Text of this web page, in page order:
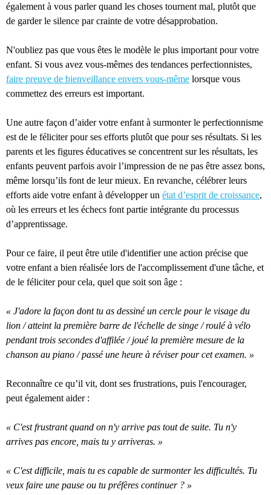
également à vous parler quand les choses tournent mal, plutôt que
de garder le silence par crainte de votre désapprobation.
N'oubliez pas que vous êtes le modèle le plus important pour votre
enfant. Si vous avez vous-mêmes des tendances perfectionnistes,
faire preuve de bienveillance envers vous-même lorsque vous
commettez des erreurs est important.
Une autre façon d’aider votre enfant à surmonter le perfectionnisme
est de le féliciter pour ses efforts plutôt que pour ses résultats. Si les
parents et les figures éducatives se concentrent sur les résultats, les
enfants peuvent parfois avoir l’impression de ne pas être assez bons,
même lorsqu’ils font de leur mieux. En revanche, célébrer leurs
efforts aide votre enfant à développer un état d’esprit de croissance,
où les erreurs et les échecs font partie intégrante du processus
d’apprentissage.
Pour ce faire, il peut être utile d'identifier une action précise que
votre enfant a bien réalisée lors de l'accomplissement d'une tâche, et
de le féliciter pour cela, quel que soit son âge :
« J'adore la façon dont tu as dessiné un cercle pour le visage du
lion / atteint la première barre de l'échelle de singe / roulé à vélo
pendant trois secondes d'affilée / joué la première mesure de la
chanson au piano / passé une heure à réviser pour cet examen. »
Reconnaître ce qu’il vit, dont ses frustrations, puis l'encourager,
peut également aider :
« C'est frustrant quand on n'y arrive pas tout de suite. Tu n'y
arrives pas encore, mais tu y arriveras. »
« C'est difficile, mais tu es capable de surmonter les difficultés. Tu
veux faire une pause ou tu préfères continuer ? »